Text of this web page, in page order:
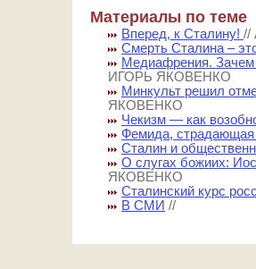
Материалы по теме
Вперед, к Сталину! //
Смерть Сталина –
Медиафрения. Зачем
ИГОРЬ ЯКОВЕНКО
Минкульт решил
ЯКОВЕНКО
Чекизм — как
Фемида, страдающая
Сталин и
О слугах божиих:
ЯКОВЕНКО
Сталинский курс
В СМИ //